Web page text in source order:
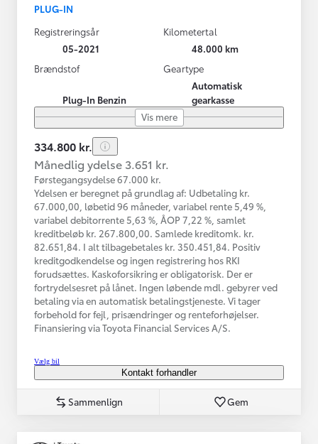
PLUG-IN
Registreringsår
05-2021
Kilometertal
48.000 km
Brændstof
Plug-In Benzin
Geartype
Automatisk
gearkasse
Vis mere
334.800 kr.
Månedlig ydelse 3.651 kr.
Førstegangsydelse 67.000 kr.
Ydelsen er beregnet på grundlag af: Udbetaling kr.
67.000,00, løbetid 96 måneder, variabel rente 5,49 %,
variabel debitorrente 5,63 %, ÅOP 7,22 %, samlet
kreditbeløb kr. 267.800,00. Samlede kreditomk. kr.
82.651,84. I alt tilbagebetales kr. 350.451,84. Positiv
kreditgodkendelse og ingen registrering hos RKI
forudsættes. Kaskoforsikring er obligatorisk. Der er
fortrydelsesret på lånet. Ingen løbende mdl. gebyrer ved
betaling via en automatisk betalingstjeneste. Vi tager
forbehold for fejl, prisændringer og renteforhøjelser.
Finansiering via Toyota Financial Services A/S.
Vælg bil
Kontakt forhandler
Sammenlign Gem